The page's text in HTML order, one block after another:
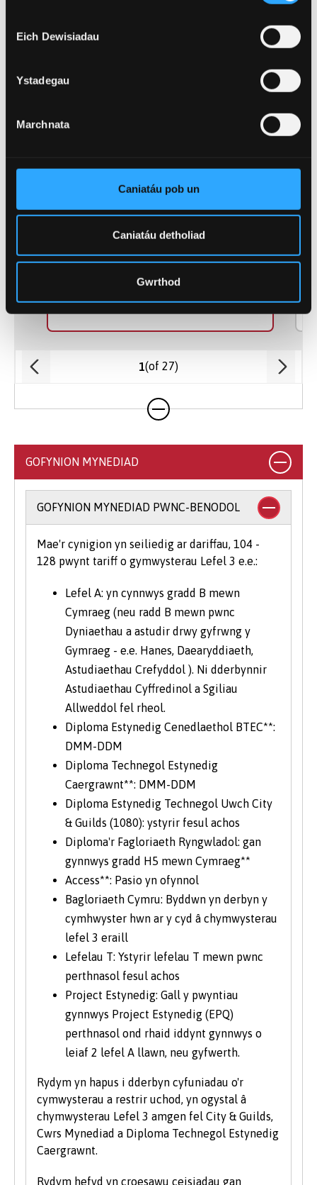
Eich Dewisiadau
Ystadegau
Marchnata
Caniatáu pob un
Caniatáu detholiad
Gwrthod
Modd Astudio
1(of 27)
GOFYNION MYNEDIAD
GOFYNION MYNEDIAD PWNC-BENODOL
Mae'r cynigion yn seiliedig ar dariffau, 104 -
128 pwynt tariff o gymwysterau Lefel 3 e.e.:
Lefel A: yn cynnwys gradd B mewn
Cymraeg (neu radd B mewn pwnc
Dyniaethau a astudir drwy gyfrwng y
Gymraeg - e.e. Hanes, Daearyddiaeth,
Astudiaethau Crefyddol ). Ni dderbynnir
Astudiaethau Cyffredinol a Sgiliau
Allweddol fel rheol.
Diploma Estynedig Cenedlaethol BTEC**:
DMM-DDM
Diploma Technegol Estynedig
Caergrawnt**: DMM-DDM
Diploma Estynedig Technegol Uwch City
& Guilds (1080): ystyrir fesul achos
Diploma'r Fagloriaeth Ryngwladol: gan
gynnwys gradd H5 mewn Cymraeg**
Access**: Pasio yn ofynnol
Bagloriaeth Cymru: Byddwn yn derbyn y
cymhwyster hwn ar y cyd â chymwysterau
lefel 3 eraill
Lefelau T: Ystyrir lefelau T mewn pwnc
perthnasol fesul achos
Project Estynedig: Gall y pwyntiau
gynnwys Project Estynedig (EPQ)
perthnasol ond rhaid iddynt gynnwys o
leiaf 2 lefel A llawn, neu gyfwerth.
Rydym yn hapus i dderbyn cyfuniadau o'r
cymwysterau a restrir uchod, yn ogystal â
chymwysterau Lefel 3 amgen fel City & Guilds,
Cwrs Mynediad a Diploma Technegol Estynedig
Caergrawnt.
Rydym hefyd yn croesawu ceisiadau gan